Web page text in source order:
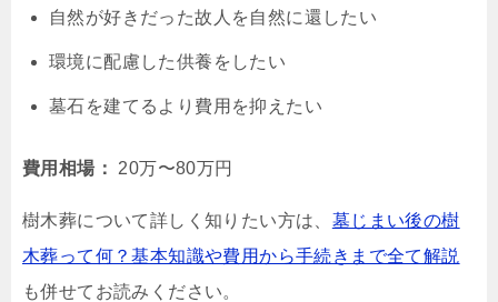
自然が好きだった故人を自然に還したい
環境に配慮した供養をしたい
墓石を建てるより費用を抑えたい
費用相場： 20万〜80万円
樹木葬について詳しく知りたい方は、 墓じまい後の樹
木葬って何？基本知識や費用から手続きまで全て解説
も併せてお読みください。